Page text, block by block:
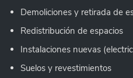
Demoliciones y retirada de
Redistribución de espacios
Instalaciones nuevas
Suelos y revestimientos